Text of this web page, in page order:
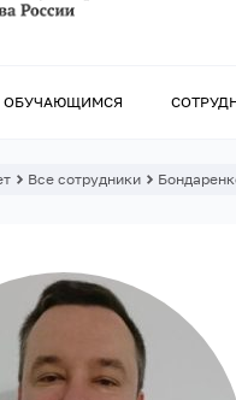
ОБУЧАЮЩИМСЯ
Все сотрудники